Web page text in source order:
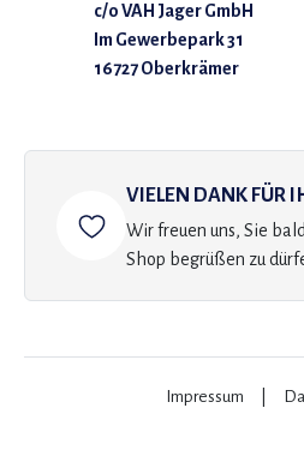
c/o VAH Jager GmbH
Im Gewerbepark 31
16727 Oberkrämer
VIELEN DANK FÜR
Wir freuen uns, Sie
Shop begrüßen zu
Impressum